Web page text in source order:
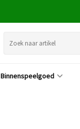
Binnenspeelgoed